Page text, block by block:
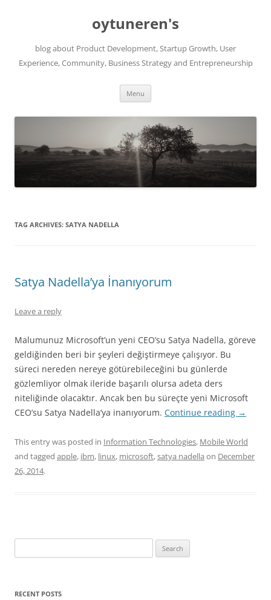
oytuneren's
blog about Product Development, Startup Growth, User
Experience, Community, Business Strategy and Entrepreneurship
Menu
TAG ARCHIVES: SATYA NADELLA
Satya Nadella’ya İnanıyorum
Leave a reply
Malumunuz Microsoft’un yeni CEO’su Satya Nadella, göreve
geldiğinden beri bir şeyleri değiştirmeye çalışıyor. Bu
süreci nereden nereye götürebileceğini bu günlerde
gözlemliyor olmak ileride başarılı olursa adeta ders
niteliğinde olacaktır. Ancak ben bu süreçte yeni Microsoft
CEO’su Satya Nadella’ya inanıyorum. Continue reading →
This entry was posted in Information Technologies, Mobile World
and tagged apple, ibm, linux, microsoft,satya nadella on December
26, 2014.
for:
RECENT POSTS